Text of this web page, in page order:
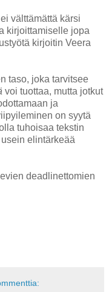
välttämättä kärsi
kirjoittamiselle jopa
kirjoitin Veera
taso, joka tarvitsee
voi tuottaa, mutta jotkut
ja
on syytä
tuhoisaa tekstin
elintärkeää
deadlinettomien